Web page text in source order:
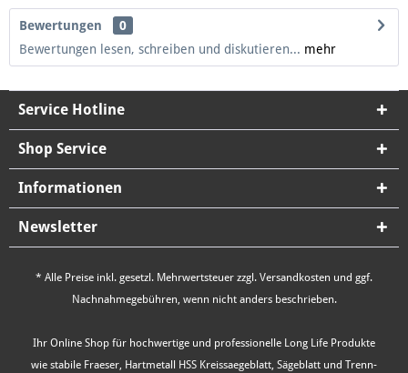
Bewertungen
0
Bewertungen lesen, schreiben und diskutieren... mehr
Service Hotline
Shop Service
Informationen
Newsletter
* Alle Preise inkl. gesetzl. Mehrwertsteuer zzgl. Versandkosten und ggf.
Nachnahmegebühren, wenn nicht anders beschrieben.
Ihr Online Shop für hochwertige und professionelle Long Life Produkte
wie stabile Fraeser, Hartmetall HSS Kreissaegeblatt, Sägeblatt und Trenn-